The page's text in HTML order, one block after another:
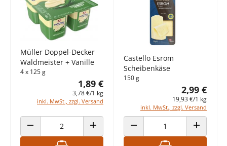
Müller Doppel-Decker
Waldmeister + Vanille
4 x 125 g
1,89 €
3,78 €/1 kg
inkl. MwSt., zzgl. Versand
ANZAHL VERRINGERN ANZAHL ERHÖHEN
Castello Esrom
Scheibenkäse
150 g
2,99 €
19,93 €/1 kg
inkl. MwSt., zzgl. Versand
ANZAHL VERRINGERN ANZAHL